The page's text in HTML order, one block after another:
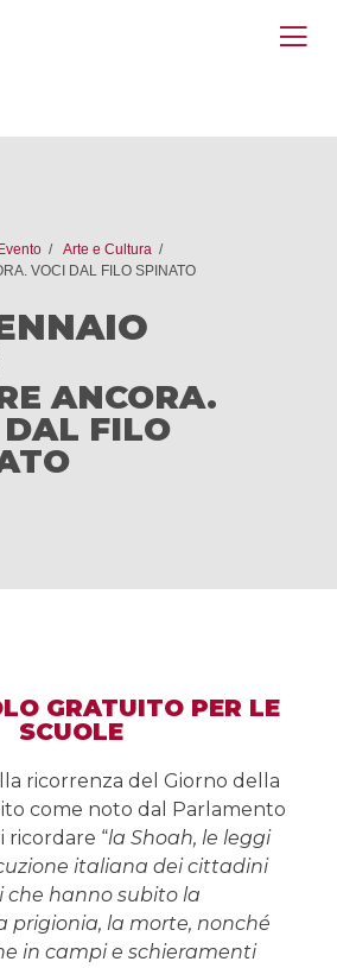
Evento
Arte e Cultura
VOCI DAL FILO SPINATO
ANCORA.
FILO
GRATUITO PER LE
SCUOLE
ricorrenza del Giorno della
come noto dal Parlamento
ricordare “la Shoah, le leggi
italiana dei cittadini
che hanno subito la
prigionia, la morte, nonché
in campi e schieramenti